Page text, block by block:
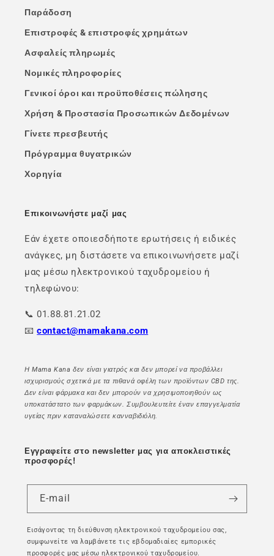
Παράδοση
Επιστροφές & επιστροφές χρημάτων
Ασφαλείς πληρωμές
Νομικές πληροφορίες
Γενικοί όροι και προϋποθέσεις πώλησης
Χρήση & Προστασία Προσωπικών Δεδομένων
Γίνετε πρεσβευτής
Πρόγραμμα θυγατρικών
Χορηγία
Επικοινωνήστε μαζί μας
Εάν έχετε οποιεσδήποτε ερωτήσεις ή ειδικές
ανάγκες, μη διστάσετε να επικοινωνήσετε μαζί
μας μέσω ηλεκτρονικού ταχυδρομείου ή
τηλεφώνου:
📞 01.88.81.21.02
📧contact@mamakana.com
Η Mama Kana δεν είναι γιατρός και δεν μπορεί να προβάλλει
ισχυρισμούς σχετικά με τα πιθανά οφέλη των προϊόντων CBD της.
Δεν είναι φάρμακα και δεν μπορούν να χρησιμοποιηθούν ως
υποκατάστατο των φαρμάκων. Συμβουλευτείτε έναν επαγγελματία
υγείας πριν καταναλώσετε κανναβιδιόλη.
Εγγραφείτε στο newsletter μας για αποκλειστικές
προσφορές!
E-mail
Εισάγοντας τη διεύθυνση ηλεκτρονικού ταχυδρομείου σας,
συμφωνείτε να λαμβάνετε τις εβδομαδιαίες εμπορικές
προσφορές μας μέσω ηλεκτρονικού ταχυδρομείου.